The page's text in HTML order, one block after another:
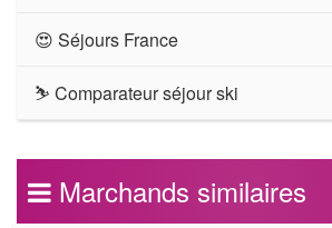
😍 Séjours France
⛷ Comparateur séjour ski
Marchands similaires